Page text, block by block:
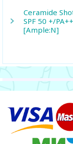
Ceramide
SPF 50 +/
[Ample:N]